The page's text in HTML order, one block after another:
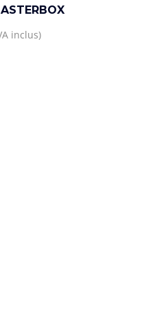
inclus)